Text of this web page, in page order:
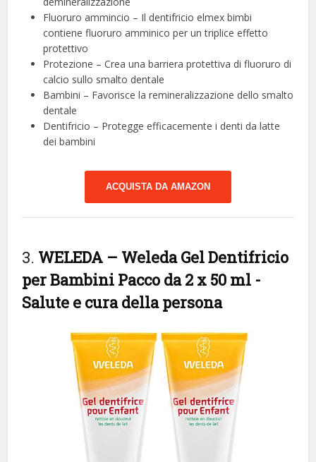
Fluoruro ammincio – Il dentifricio elmex bimbi
contiene fluoruro amminico per un triplice effetto
protettivo
Protezione – Crea una barriera protettiva di fluoruro di
calcio sullo smalto dentale
Bambini – Favorisce la remineralizzazione dello smalto
dentale
Dentifricio – Protegge efficacemente i denti da latte
dei bambini
ACQUISTA DA AMAZON
3. WELEDA – Weleda Gel Dentifricio
per Bambini Pacco da 2 x 50 ml -
Salute e cura della persona